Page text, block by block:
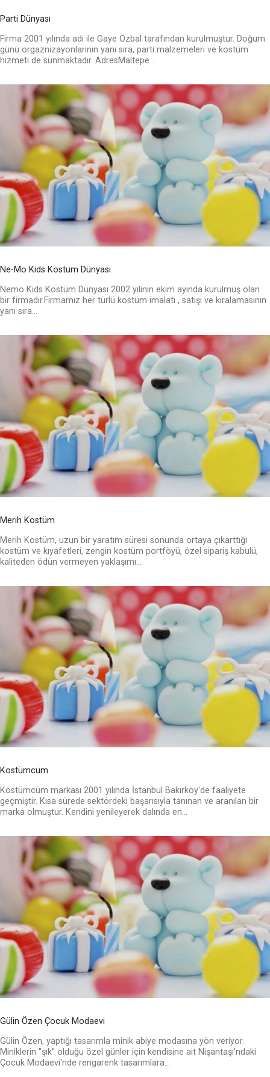
Parti Dünyası
Firma 2001 yılında adı ile Gaye Özbal tarafından kurulmuştur. Doğum
günü orgaznizayonlarının yanı sıra, parti malzemeleri ve kostüm
hizmeti de sunmaktadır. AdresMaltepe...
Ne-Mo Kids Kostüm Dünyası
Nemo Kids Kostüm Dünyası 2002 yılinın ekim ayında kurulmuş olan
bir firmadır.Firmamız her türlü kostüm imalatı , satışı ve kiralamasının
yanı sıra...
Merih Kostüm
Merih Kostüm, uzun bir yaratım süresi sonunda ortaya çıkarttığı
kostüm ve kıyafetleri, zengin kostüm portföyü, özel sipariş kabulü,
kaliteden ödün vermeyen yaklaşımı...
Kostümcüm
Kostümcüm markası 2001 yılında İstanbul Bakırköy'de faaliyete
geçmiştir. Kısa sürede sektördeki başarısıyla tanınan ve aranılan bir
marka olmuştur. Kendini yenileyerek dalında en...
Gülin Özen Çocuk Modaevi
Gülin Özen, yaptığı tasarımla minik abiye modasına yön veriyor.
Miniklerin ''şık'' olduğu özel günler için kendisine ait Nişantaşı'ndaki
Çocuk Modaevi'nde rengarenk tasarımlara...